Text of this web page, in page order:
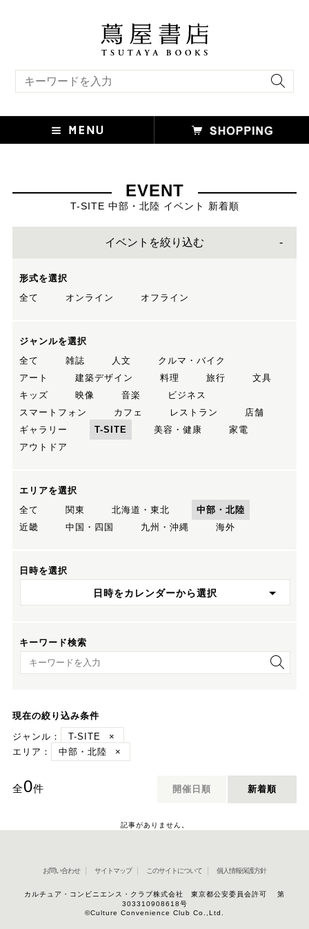
EVENT
T-SITE 中部・北陸 イベント 新着順
イベントを絞り込む
形式を選択
全て
オンライン オフライン
ジャンルを選択
全て
雑誌 人文
クルマ・バイク
アート
建築デザイン 料理 旅行
文具
キッズ
映像 音楽
ビジネス
スマートフォン
カフェ レストラン
店舗
ギャラリー
T-SITE 美容・健康
家電
アウトドア
エリアを選択
全て
関東 北海道・東北
中部・北陸
近畿
中国・四国 九州・沖縄 海外
日時を選択
日時をカレンダーから選択
キーワード検索
キーワード検索
現在の絞り込み条件
ジャンル：
T-SITE
×
エリア：
中部・北陸 ×
全0件 開催日順 新着順
記事がありません。
お問い合わせ サイトマップ このサイトについて 個人情報保護方針
カルチュア・コンビニエンス・クラブ株式会社 東京都公安委員会許可 第
303310908618号
©Culture Convenience Club Co.,Ltd.